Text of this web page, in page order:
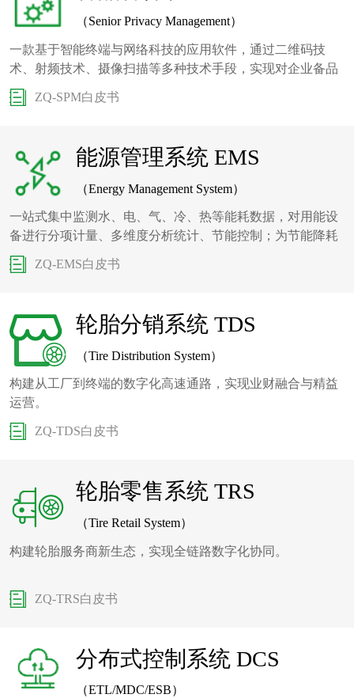
（Senior Privacy Management）
一款基于智能终端与网络科技的应用软件，通过二维码技
术、射频技术、摄像扫描等多种技术手段，实现对企业备品
备件进行统一管理，包括备品备件入库、出库、查询及统计
等功能。
ZQ-SPM白皮书
能源管理系统 EMS
（Energy Management System）
一站式集中监测水、电、气、冷、热等能耗数据，对用能设
备进行分项计量、多维度分析统计、节能控制；为节能降耗
研究、设计与建设提供有效数据支撑
ZQ-EMS白皮书
轮胎分销系统 TDS
（Tire Distribution System）
构建从工厂到终端的数字化高速通路，实现业财融合与精益
运营。
ZQ-TDS白皮书
轮胎零售系统 TRS
（Tire Retail System）
构建轮胎服务商新生态，实现全链路数字化协同。
ZQ-TRS白皮书
分布式控制系统 DCS
（ETL/MDC/ESB）